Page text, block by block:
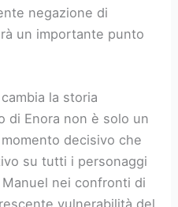
negazione di
un importante punto
la storia
di Enora non è solo un
decisivo che
su tutti i personaggi
nei confronti di